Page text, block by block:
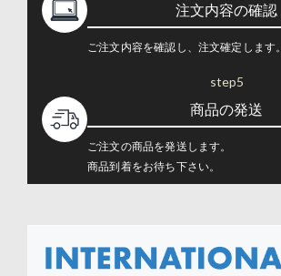
注文内容の確認
ご注文内容を確認し、注文確定します。
step5
商品の発送
ご注文の商品を発送します。
商品到着をお待ち下さい。